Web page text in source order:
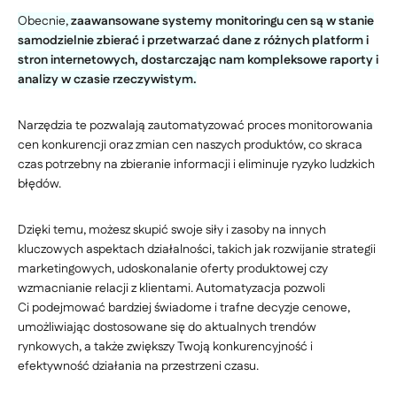
Obecnie,zaawansowane systemy monitoringu cen są w stanie
samodzielnie zbierać i przetwarzać dane z różnych platform i
stron internetowych, dostarczając nam kompleksowe raporty i
analizy w czasie rzeczywistym.
Narzędzia te pozwalają zautomatyzować proces monitorowania
cen konkurencji oraz zmian cen naszych produktów, co skraca
czas potrzebny na zbieranie informacji i eliminuje ryzyko ludzkich
błędów.
Dzięki temu, możesz skupić swoje siły i zasoby na innych
kluczowych aspektach działalności, takich jak rozwijanie strategii
marketingowych, udoskonalanie oferty produktowej czy
wzmacnianie relacji z klientami. Automatyzacja pozwoli
Ci podejmować bardziej świadome i trafne decyzje cenowe,
umożliwiając dostosowane się do aktualnych trendów
rynkowych, a także zwiększy Twoją konkurencyjność i
efektywność działania na przestrzeni czasu.